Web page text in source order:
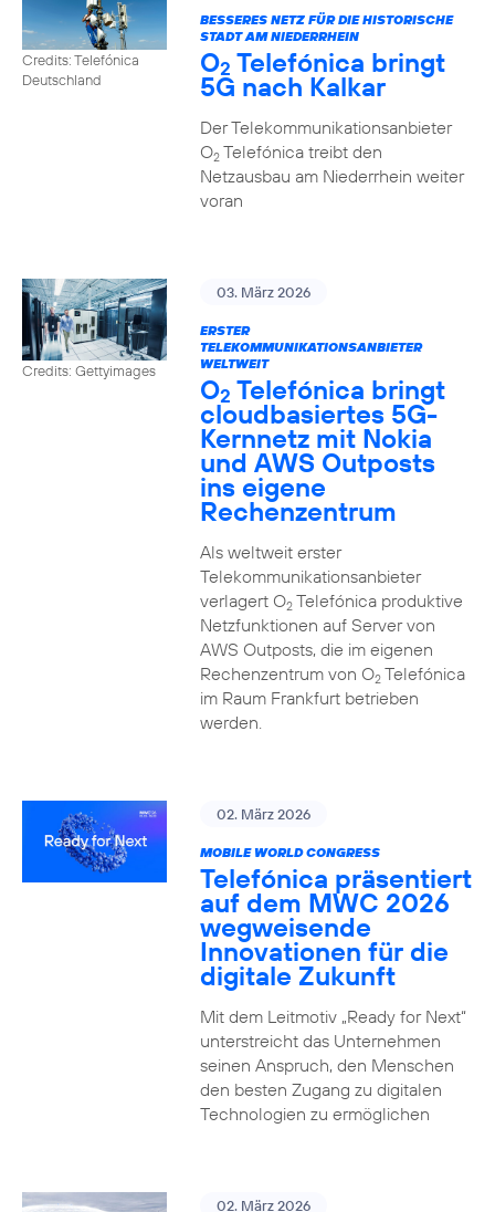
Credits: Telefónica
Deutschland
BESSERES NETZ FÜR DIE HISTORISCHE
STADT AM NIEDERRHEIN
O2 Telefónica bringt
5G nach Kalkar
Der Telekommunikationsanbieter
O2Telefónica treibt den
Netzausbau am Niederrhein weiter
voran
Credits: Gettyimages
03. März 2026
ERSTER
TELEKOMMUNIKATIONSANBIETER
WELTWEIT
O2 Telefónica bringt
cloudbasiertes 5G-
Kernnetz mit Nokia
und AWS Outposts
ins eigene
Rechenzentrum
Als weltweit erster
Telekommunikationsanbieter
verlagert O2Telefónica produktive
Netzfunktionen auf Server von
AWS Outposts, die im eigenen
Rechenzentrum von O2Telefónica
im Raum Frankfurt betrieben
werden.
02. März 2026
MOBILE WORLD CONGRESS
Telefónica präsentiert
auf dem MWC 2026
wegweisende
Innovationen für die
digitale Zukunft
Mit dem Leitmotiv „Ready for Next“
unterstreicht das Unternehmen
seinen Anspruch, den Menschen
den besten Zugang zu digitalen
Technologien zu ermöglichen
02. März 2026